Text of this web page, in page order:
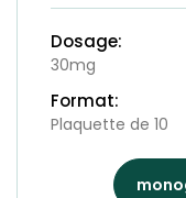
Dosage:
30mg
Format:
Plaquette de 10